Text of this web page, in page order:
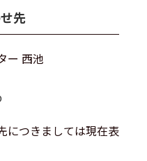
先
ー 西池
つきましては現在表